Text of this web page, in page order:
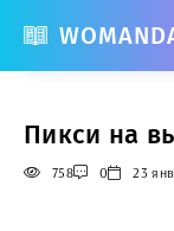
Пикси на
758 0 23